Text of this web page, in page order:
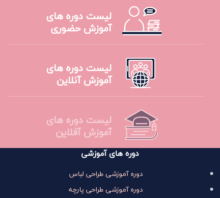
لیست دوره های
آموزش حضوری
لیست دوره های
آموزش آنلاین
لیست دوره های
آموزش آفلاین
دوره های آموزشی
دوره آموزشی طراحی لباس
دوره آموزشی طراحی پارچه